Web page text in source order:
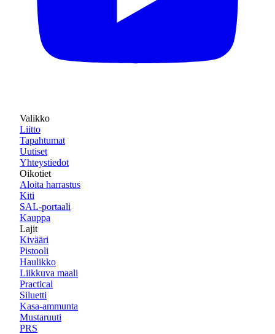
Valikko
Liitto
Tapahtumat
Uutiset
Yhteystiedot
Oikotiet
Aloita harrastus
Kiti
SAL-portaali
Kauppa
Lajit
Kivääri
Pistooli
Haulikko
Liikkuva maali
Practical
Siluetti
Kasa-ammunta
Mustaruuti
PRS